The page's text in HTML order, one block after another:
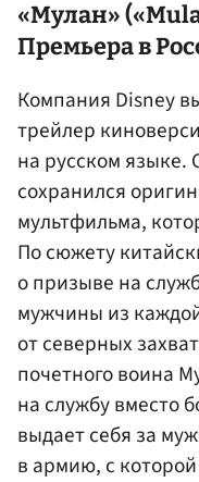
«Мулан»
Премьера в
Компания Disney
трейлер
на русском языке.
сохранился
мультфильма,
По сюжету
о призыве на
мужчины из
от северных
почетного воина
на службу вместо
выдает себя за
в армию, с